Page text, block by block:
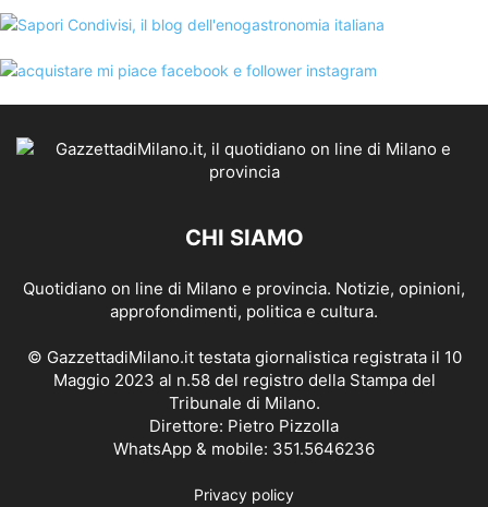
CHI SIAMO
Quotidiano on line di Milano e provincia. Notizie, opinioni,
approfondimenti, politica e cultura.
© GazzettadiMilano.it testata giornalistica registrata il 10
Maggio 2023 al n.58 del registro della Stampa del
Tribunale di Milano.
Direttore: Pietro Pizzolla
WhatsApp & mobile: 351.5646236
Privacy policy